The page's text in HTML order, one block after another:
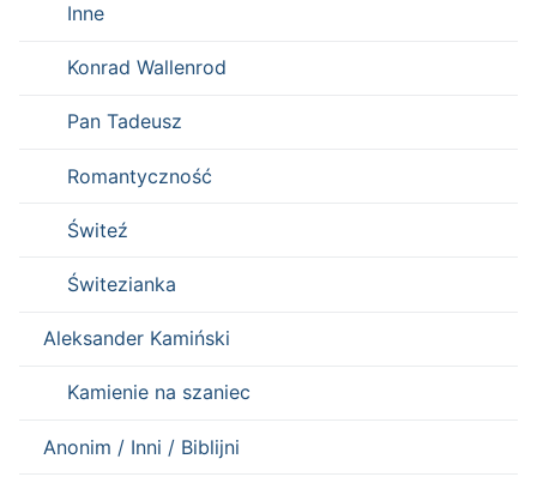
Inne
Konrad Wallenrod
Pan Tadeusz
Romantyczność
Świteź
Świtezianka
Aleksander Kamiński
Kamienie na szaniec
Anonim / Inni / Biblijni